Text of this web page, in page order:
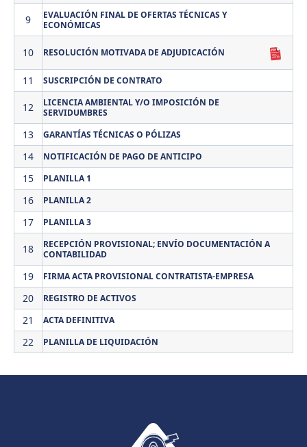
9
EVALUACIÓN FINAL DE OFERTAS TÉCNICAS Y
ECONÓMICAS
10 RESOLUCIÓN MOTIVADA DE ADJUDICACIÓN
11 SUSCRIPCIÓN DE CONTRATO
12
LICENCIA AMBIENTAL Y/O IMPOSICIÓN DE
SERVIDUMBRES
13 GARANTÍAS TÉCNICAS O PÓLIZAS
14 NOTIFICACIÓN DE PAGO DE ANTICIPO
15 PLANILLA 1
16 PLANILLA 2
17 PLANILLA 3
18
RECEPCIÓN PROVISIONAL; ENVÍO DOCUMENTACIÓN A
CONTABILIDAD
19 FIRMA ACTA PROVISIONAL CONTRATISTA-EMPRESA
20 REGISTRO DE ACTIVOS
21 ACTA DEFINITIVA
22 PLANILLA DE LIQUIDACIÓN